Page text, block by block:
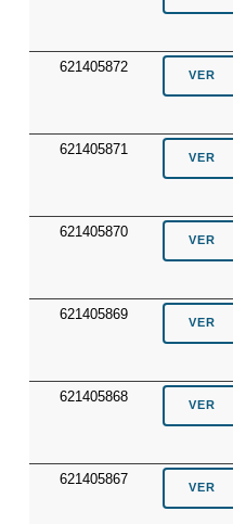
621405872
621405871
621405870
621405869
621405868
621405867